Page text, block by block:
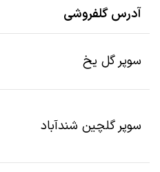
آدرس گلفروشی
سوپر گل یخ
سوپر گلچین شندآباد